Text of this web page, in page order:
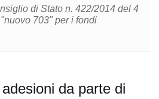
di Stato n. 422/2014 del 4
703" per i fondi
da parte di